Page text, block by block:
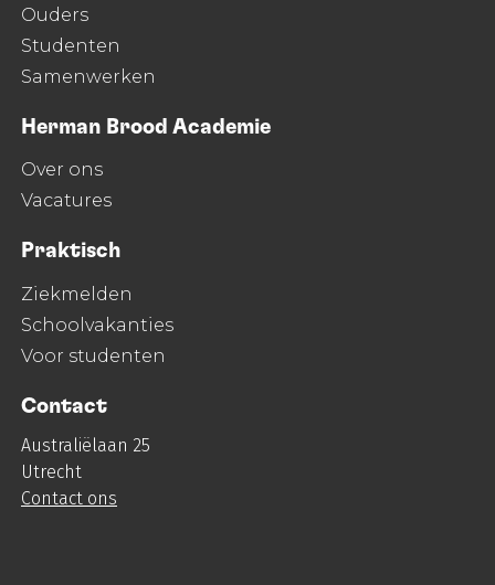
Ouders
Studenten
Samenwerken
Herman Brood Academie
Over ons
Vacatures
Praktisch
Ziekmelden
Schoolvakanties
Voor studenten
Contact
Australiëlaan 25
Utrecht
Contact ons